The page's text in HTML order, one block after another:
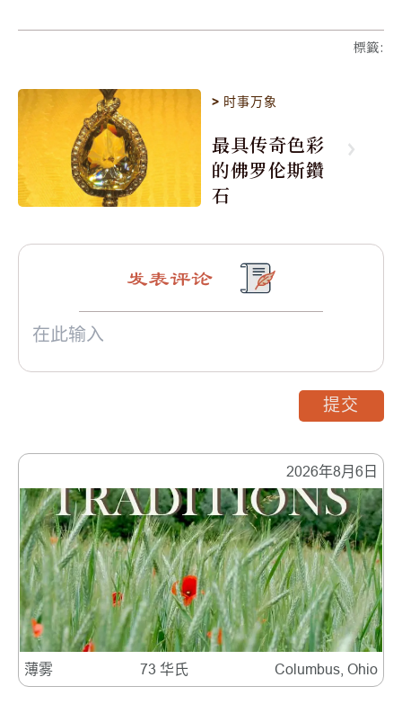
標籤:
> 时事万象
最具传奇色彩
的佛罗伦斯鑽
石
2026年8月6日
薄雾 73 华氏 Columbus, Ohio
发表评论
提交